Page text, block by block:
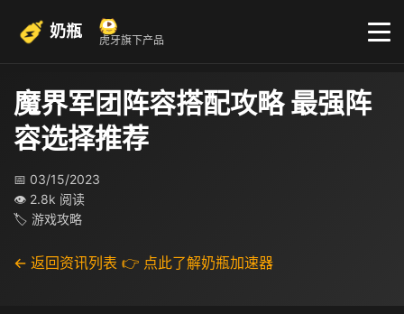
奶瓶 虎牙旗下产品
魔界军团阵容搭配攻略 最强阵
容选择推荐
📅 03/15/2023
👁 2.8k 阅读
🏷 游戏攻略
← 返回资讯列表 👉 点此了解奶瓶加速器